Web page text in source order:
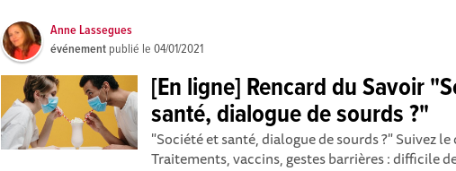
Anne Lassegues
événement publié le04/01/2021
[En ligne] Rencard du Savoir
santé, dialogue de sourds ?"
"Société et santé, dialogue de sourds ?" Suivez
Traitements, vaccins, gestes barrières : difficile